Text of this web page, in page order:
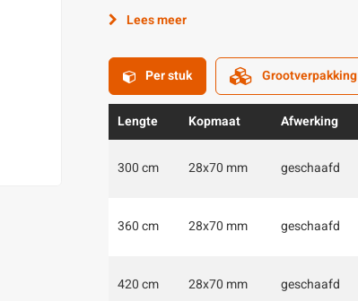
Lees meer
Per stuk Grootverpakking
Lengte Kopmaat Afwerking
300 cm 28x70 mm geschaafd
360 cm 28x70 mm geschaafd
420 cm 28x70 mm geschaafd